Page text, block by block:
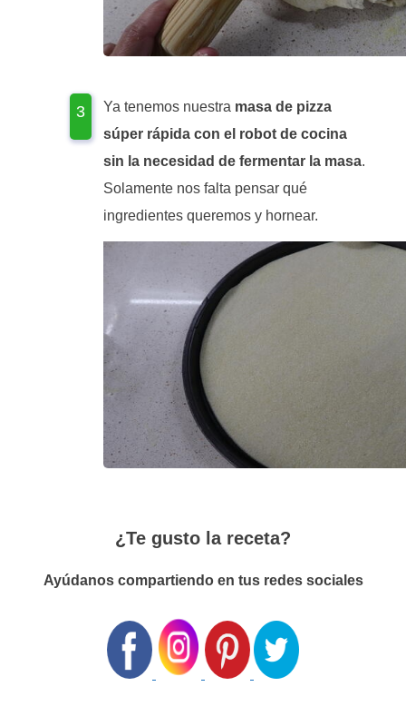
Ya tenemos nuestra masa de pizza
súper rápida con el robot de cocina
sin la necesidad de fermentar la masa.
Solamente nos falta pensar qué
ingredientes queremos y hornear.
¿Te gusto la receta?
Ayúdanos compartiendo en tus redes sociales